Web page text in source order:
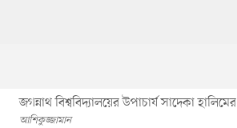
জগন্নাথ বিশ্ববিদ্যালয়ের উপাচার্য সাদেকা
আশিকুজ্জামান